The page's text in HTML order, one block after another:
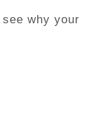
why your